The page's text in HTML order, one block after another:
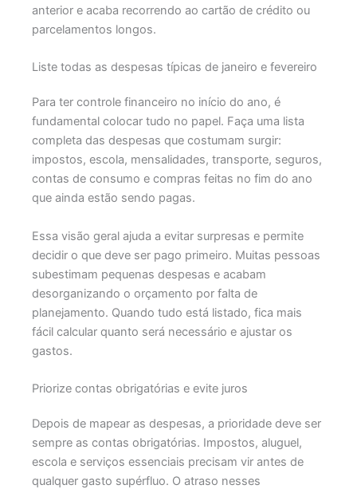
anterior e acaba recorrendo ao cartão de crédito ou
parcelamentos longos.
Liste todas as despesas típicas de janeiro e fevereiro
Para ter controle financeiro no início do ano, é
fundamental colocar tudo no papel. Faça uma lista
completa das despesas que costumam surgir:
impostos, escola, mensalidades, transporte, seguros,
contas de consumo e compras feitas no fim do ano
que ainda estão sendo pagas.
Essa visão geral ajuda a evitar surpresas e permite
decidir o que deve ser pago primeiro. Muitas pessoas
subestimam pequenas despesas e acabam
desorganizando o orçamento por falta de
planejamento. Quando tudo está listado, fica mais
fácil calcular quanto será necessário e ajustar os
gastos.
Priorize contas obrigatórias e evite juros
Depois de mapear as despesas, a prioridade deve ser
sempre as contas obrigatórias. Impostos, aluguel,
escola e serviços essenciais precisam vir antes de
qualquer gasto supérfluo. O atraso nesses